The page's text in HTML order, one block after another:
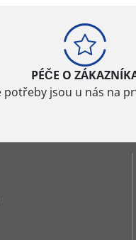
PÉČE O
potřeby jsou u nás na